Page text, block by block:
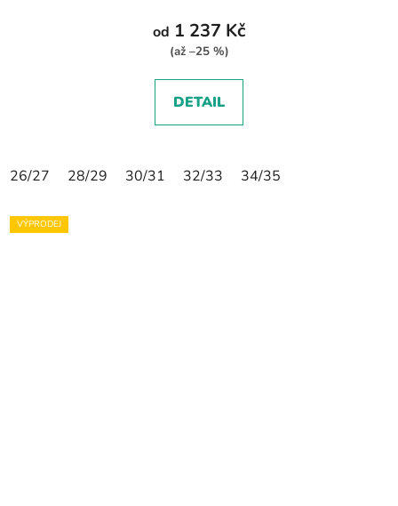
od 1 237 Kč
(až –25 %)
DETAIL
26/27 28/29 30/31 32/33 34/35
VÝPRODEJ